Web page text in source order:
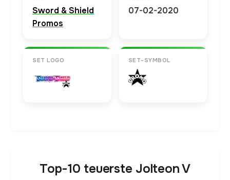
Sword & Shield
Promos
07-02-2020
SET LOGO SET-SYMBOL
Top-10 teuerste Jolteon V